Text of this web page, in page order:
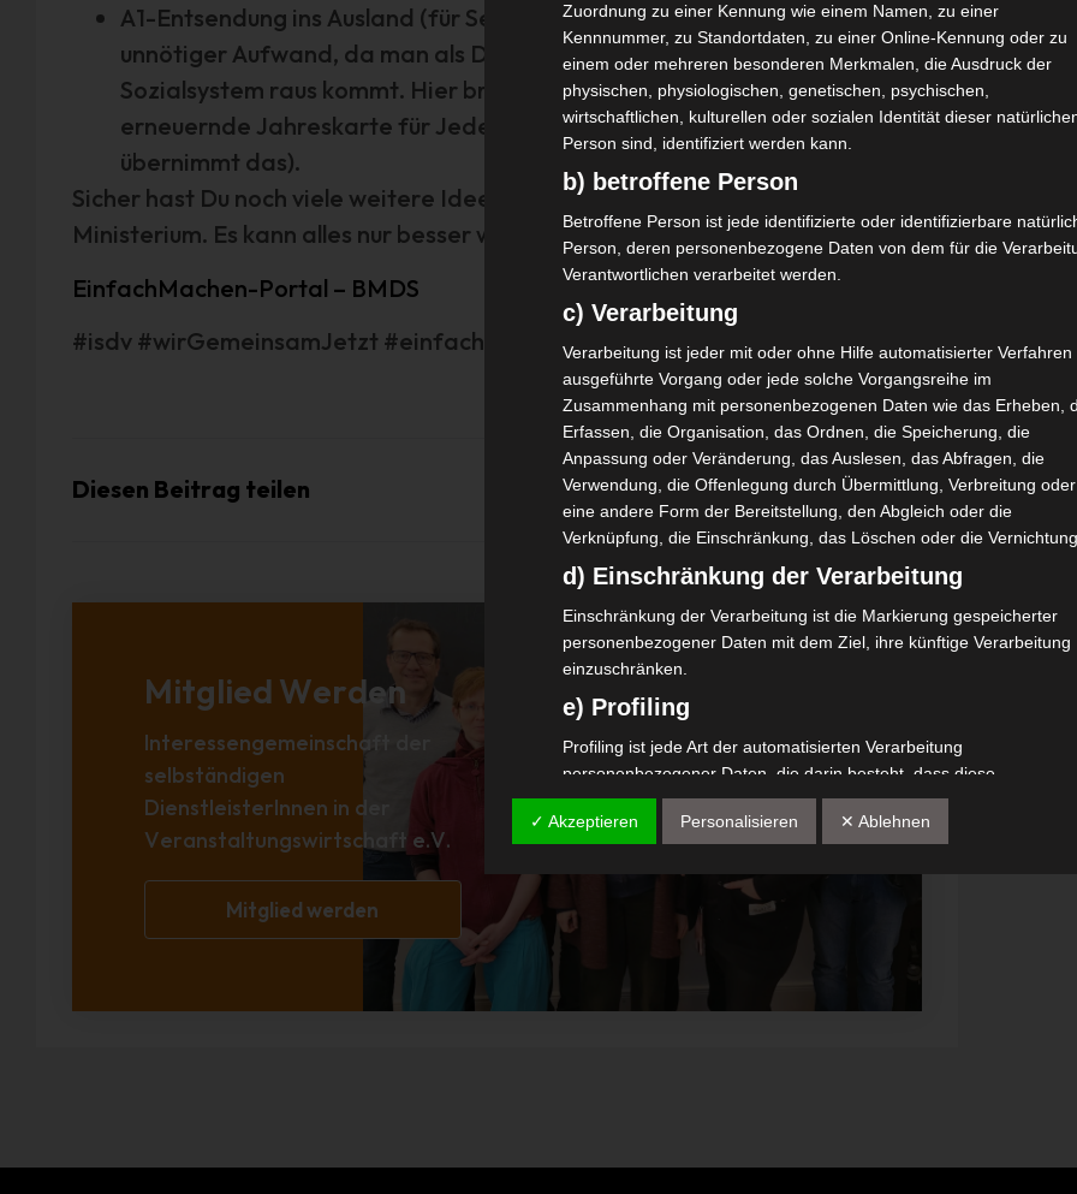
A1-Entsendung ins Ausland (für Selbständige oder Angestellte) ist
unnötiger Aufwand, da man als Deutscher sowieso nicht aus dem
Sozialsystem raus kommt. Hier braucht es eine sich automatisch
erneuernde Jahreskarte für Jedermann (oder der Personalausweis
übernimmt das).
Sicher hast Du noch viele weitere Ideen. Schreib sie auf, sende sie an das
Ministerium. Es kann alles nur besser werden.
EinfachMachen-Portal – BMDS
#isdv #wirGemeinsamJetzt #einfachmachen #selbständig
Diesen Beitrag teilen
Mitglied Werden
Interessengemeinschaft der
selbständigen
DienstleisterInnen in der
Veranstaltungswirtschaft e.V.
Mitglied werden
Zuordnung zu einer Kennung wie einem Namen, zu einer
Kennnummer, zu Standortdaten, zu einer Online-Kennung oder zu
einem oder mehreren besonderen Merkmalen, die Ausdruck der
physischen, physiologischen, genetischen, psychischen,
wirtschaftlichen, kulturellen oder sozialen Identität dieser
Person sind, identifiziert werden kann.
b) betroffene Person
Betroffene Person ist jede identifizierte oder identifizierbare
Person, deren personenbezogene Daten von dem für die
Verantwortlichen verarbeitet werden.
c) Verarbeitung
Verarbeitung ist jeder mit oder ohne Hilfe automatisierter Verfahren
ausgeführte Vorgang oder jede solche Vorgangsreihe im
Zusammenhang mit personenbezogenen Daten wie das Erheben,
Erfassen, die Organisation, das Ordnen, die Speicherung, die
Anpassung oder Veränderung, das Auslesen, das Abfragen, die
Verwendung, die Offenlegung durch Übermittlung, Verbreitung oder
eine andere Form der Bereitstellung, den Abgleich oder die
Verknüpfung, die Einschränkung, das Löschen oder die Vernichtung.
d) Einschränkung der Verarbeitung
Einschränkung der Verarbeitung ist die Markierung gespeicherter
personenbezogener Daten mit dem Ziel, ihre künftige Verarbeitung
einzuschränken.
e) Profiling
Profiling ist jede Art der automatisierten Verarbeitung
personenbezogener Daten, die darin besteht, dass diese
personenbezogenen Daten verwendet werden, um bestimmte
persönliche Aspekte, die sich auf eine natürliche Person beziehen,
wirtschaftlicher Lage, Gesundheit, persönlicher Vorlieben,
Zuverlässigkeit, Verhalten, Aufenthaltsort oder Ortswechsel dieser
natürlichen Person zu analysieren oder vorherzusagen.
f) Pseudonymisierung
Pseudonymisierung ist die Verarbeitung personenbezogener Daten
gewährleisten, dass die personenbezogenen Daten nicht einer
✓ Akzeptieren Personalisieren ✕ Ablehnen